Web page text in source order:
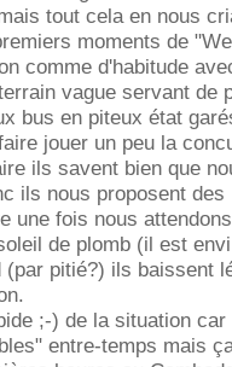
tout cela en nous
moments de
comme d'habitude
vague servant de
bus en piteux état
jouer un peu la
ils savent bien que
ils nous proposent
une fois nous
de plomb (il est
(par pitié?) ils baissent
;-) de la situation
entre-temps mais